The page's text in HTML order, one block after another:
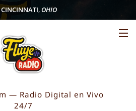
CINCINNATI,OHIO
— Radio Digital en Vivo
24/7